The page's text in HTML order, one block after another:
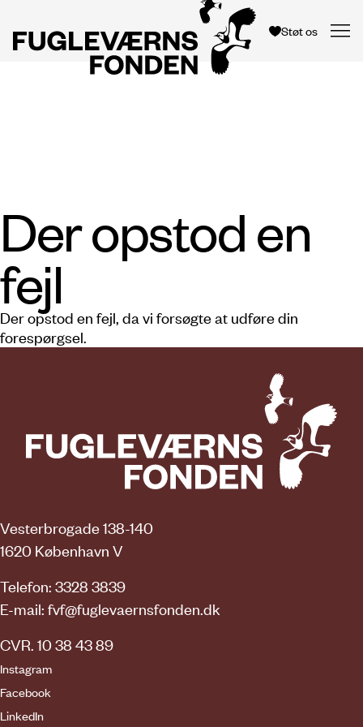
Støt os
Der opstod en
fejl
Der opstod en fejl, da vi forsøgte at udføre din
forespørgsel.
Vesterbrogade 138-140
1620 København V
Telefon: 3328 3839
E-mail: fvf@fuglevaernsfonden.dk
CVR. 10 38 43 89
Instagram
Facebook
LinkedIn